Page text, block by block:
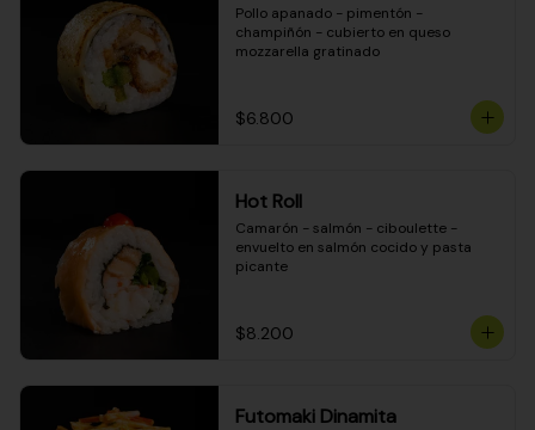
Pollo apanado - pimentón -
champiñón - cubierto en queso
mozzarella gratinado
$6.800
Hot Roll
Camarón - salmón - ciboulette -
envuelto en salmón cocido y pasta
picante
$8.200
Futomaki Dinamita